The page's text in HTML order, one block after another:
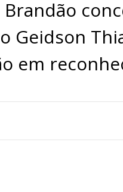
Geidson
em